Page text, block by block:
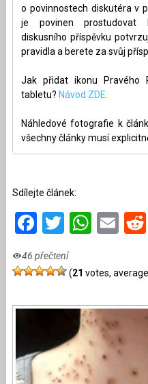
o povinnostech diskutéra v
je povinen prostudovat
diskusního příspěvku
pravidla a berete za svůj
Jak přidat ikonu Pravého
tabletu? Návod ZDE.
Náhledové fotografie k
všechny články musí
Sdílejte článek:
Facebook
Twitter
46 přečtení
(21 votes,